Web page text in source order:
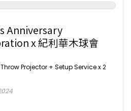
Anniversary
x 紀利華木球會
Projector + Setup Service x 2